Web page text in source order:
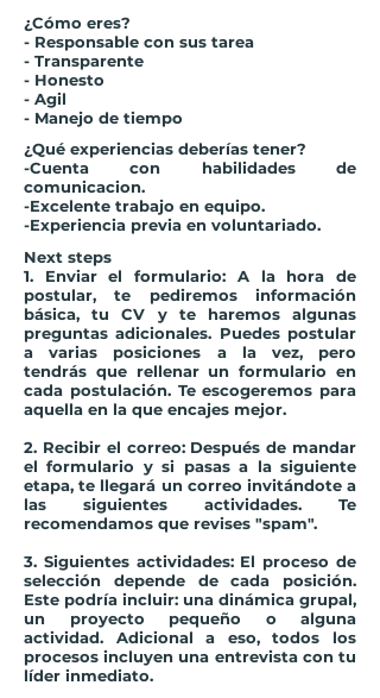
¿Cómo eres?
- Responsable con sus tarea
- Transparente
- Honesto
- Agil
- Manejo de tiempo
¿Qué experiencias deberías tener?
-Cuenta con habilidades de
comunicacion.
-Excelente trabajo en equipo.
-Experiencia previa en voluntariado.
Next steps
1. Enviar el formulario: A la hora de
postular, te pediremos información
básica, tu CV y te haremos algunas
preguntas adicionales. Puedes postular
a varias posiciones a la vez, pero
tendrás que rellenar un formulario en
cada postulación. Te escogeremos para
aquella en la que encajes mejor.
2. Recibir el correo:Después de mandar
el formulario y si pasas a la siguiente
etapa, te llegará un correo invitándote a
las siguientes actividades. Te
recomendamos que revises "spam".
3. Siguientes actividades: El proceso de
selección depende de cada posición.
Este podría incluir: una dinámica grupal,
un proyecto pequeño o alguna
actividad. Adicional a eso, todos los
procesos incluyen una entrevista con tu
líder inmediato.